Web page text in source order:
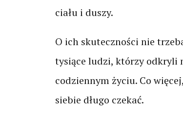
ciału i duszy.
O ich skuteczności nie
tysiące ludzi, którzy odkryli
codziennym życiu. Co
siebie długo czekać.